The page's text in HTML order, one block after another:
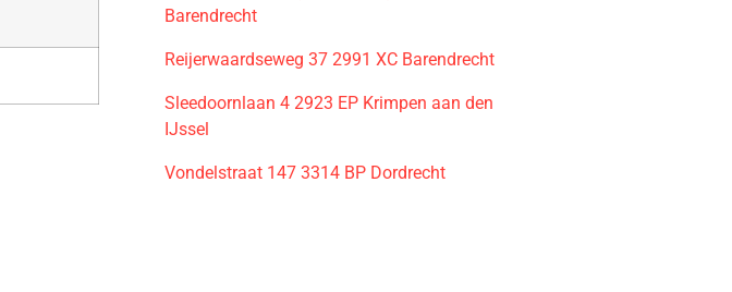
Barendrecht
Reijerwaardseweg 37 2991 XC Barendrecht
Sleedoornlaan 4 2923 EP Krimpen aan den
IJssel
Vondelstraat 147 3314 BP Dordrecht